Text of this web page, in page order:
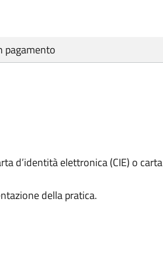
pagamento
d’identità elettronica (CIE) o carta
della pratica.